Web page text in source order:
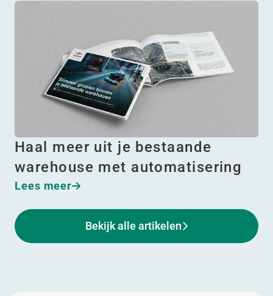
Haal meer uit je bestaande
warehouse met automatisering
Lees meer
Bekijk alle artikelen